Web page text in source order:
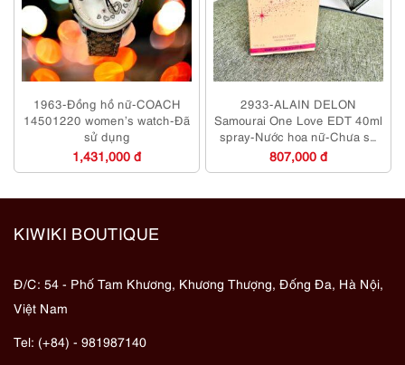
1963-Đồng hồ nữ-COACH
14501220 women’s watch-Đã
sử dụng
1,431,000 đ
2933-ALAIN DELON
Samourai One Love EDT 40ml
spray-Nước hoa nữ-Chưa sử
dụng
807,000 đ
KIWIKI BOUTIQUE
Đ/C: 54 - Phố Tam Khương, Khương Thượng, Đống Đa, Hà Nội,
Việt Nam
Tel: (+84) - 981987140